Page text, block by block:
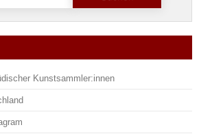
Kunstsammler:innen